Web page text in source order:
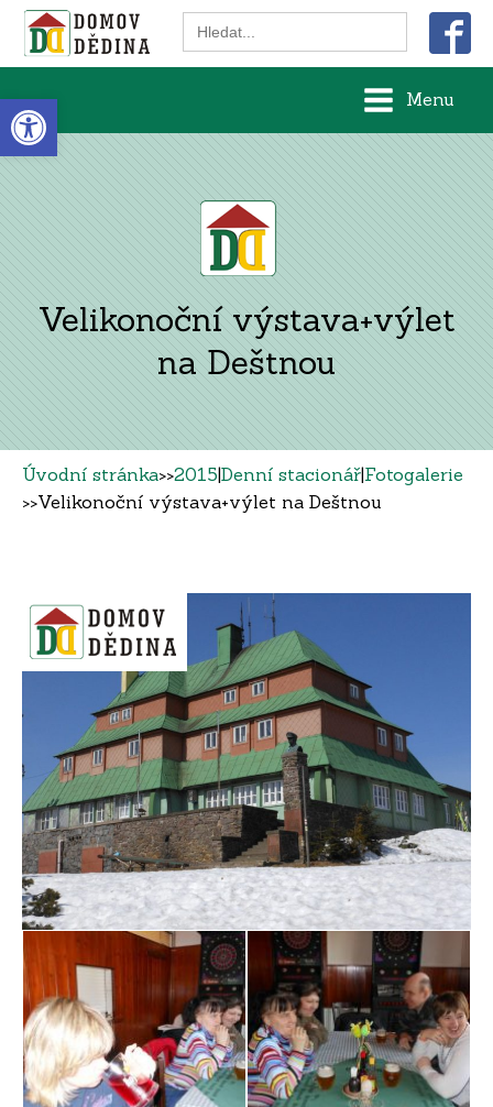
Open toolbar
Search
for:
Menu
Velikonoční výstava+výlet
na Deštnou
Úvodní stránka>>2015|Denní stacionář|Fotogalerie
>>Velikonoční výstava+výlet na Deštnou